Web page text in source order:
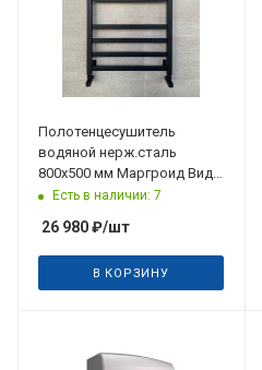
Полотенцесушитель
водяной нерж.сталь
800х500 мм Маргроид Вид
81/10, лесенка,
черный
Есть в наличии: 7
26 980₽/шт
В КОРЗИНУ